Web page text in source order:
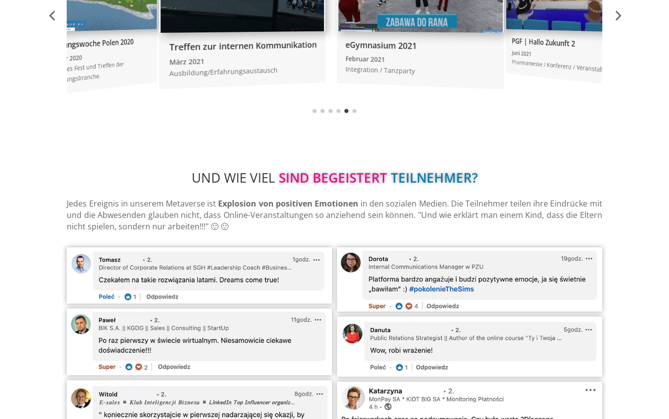
Treffen zur internen Kommunikation
März 2021
Ausbildung/Erfahrungsaustausch
eGymnasium 2021
Integration / Tanzparty
Pharmamesse / Konferenz / Veranstaltung Branchenkonferenz/Ausstellung
UND WIE VIEL SIND BEGEISTERT TEILNEHMER?
Jedes Ereignis in unserem Metaverse ist Explosion von positiven Emotionen in den sozialen Medien. Die Teilnehmer teilen ihre Eindrücke mit
und die Abwesenden glauben nicht, dass Online-Veranstaltungen so anziehend sein können. "Und wie erklärt man einem Kind, dass die Eltern
nicht spielen, sondern nur arbeiten!!!" 🙂 🙂